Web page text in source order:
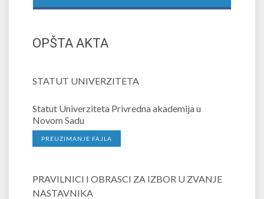
OPŠTA AKTA
STATUT UNIVERZITETA
Statut Univerziteta Privredna akademija u
Novom Sadu
PREUZIMANJE FAJLA
PRAVILNICI I OBRASCI ZA IZBOR U ZVANJE
NASTAVNIKA